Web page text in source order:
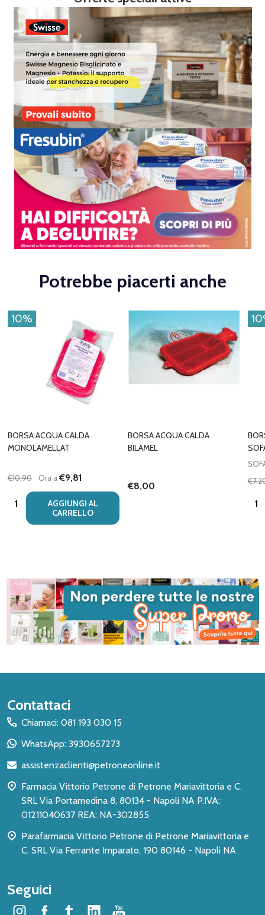
Potrebbe piacerti anche
10%
BORSA ACQUA CALDA
MONOLAMELLAT
€10,90 Ora a€9,81
Quantità:
AGGIUNGI AL
CARRELLO
BORSA ACQUA CALDA
BILAMEL
€8,00
Inizio
del
piè
pagina
Contattaci
Chiamaci: 081 193 030 15
WhatsApp: 3930657273
assistenzaclienti@petroneonline.it
Farmacia Vittorio Petrone di Petrone Mariavittoria e C.
SRL Via Portamedina 8, 80134 - Napoli NA P.IVA:
01211040637 REA: NA-302855
Parafarmacia Vittorio Petrone di Petrone Mariavittoria e
C. SRL Via Ferrante Imparato, 190 80146 - Napoli NA
Seguici